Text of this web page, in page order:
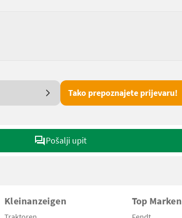
Tako prepoznajete prijevaru!
Pošalji upit
Kleinanzeigen Top Marken